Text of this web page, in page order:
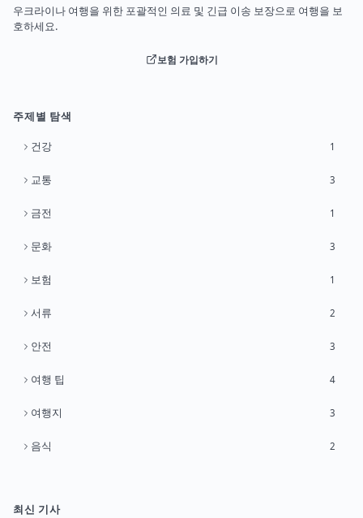
우크라이나 여행을 위한 포괄적인 의료 및 긴급 이송 보장으로 여행을 보
호하세요.
보험 가입하기
주제별 탐색
건강 1
교통 3
금전 1
문화 3
보험 1
서류 2
안전 3
여행 팁 4
여행지 3
음식 2
최신 기사